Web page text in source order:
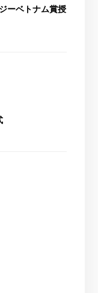
ーベトナム賞授